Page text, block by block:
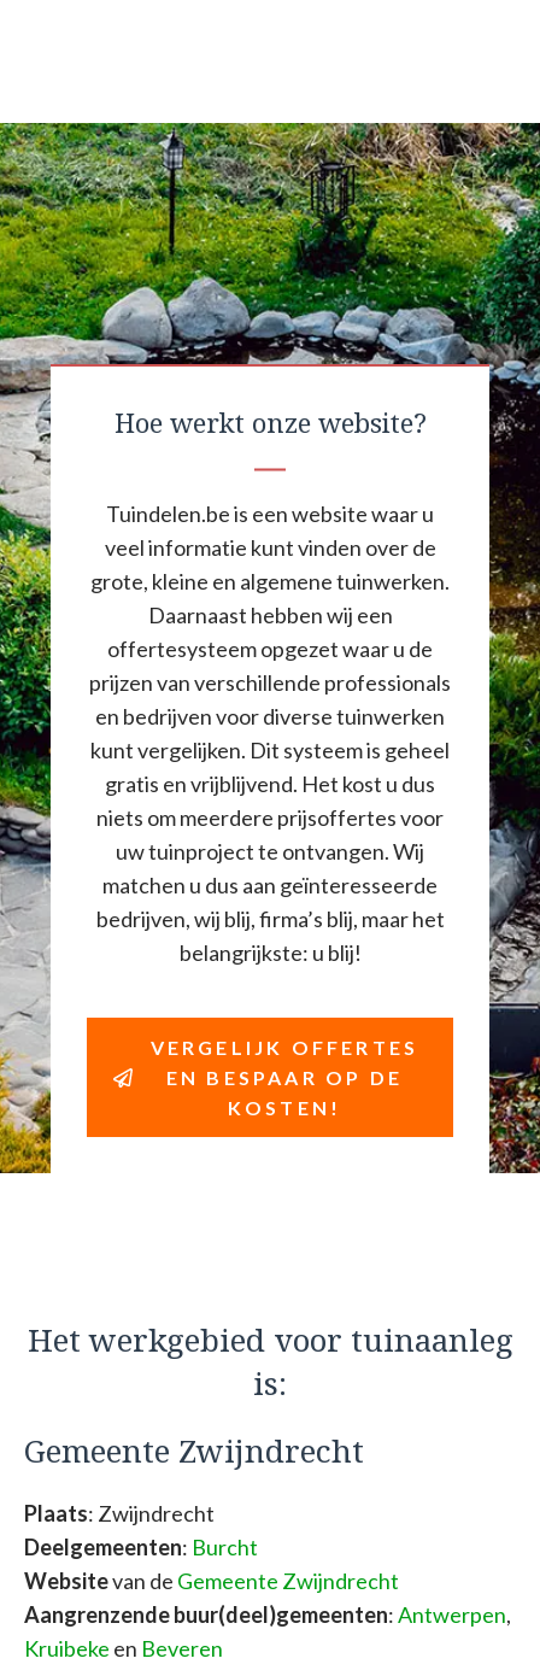
Hoe werkt onze website?
Tuindelen.be is een website waar u
veel informatie kunt vinden over de
grote, kleine en algemene tuinwerken.
Daarnaast hebben wij een
offertesysteem opgezet waar u de
prijzen van verschillende professionals
en bedrijven voor diverse tuinwerken
kunt vergelijken. Dit systeem is geheel
gratis en vrijblijvend. Het kost u dus
niets om meerdere prijsoffertes voor
uw tuinproject te ontvangen. Wij
matchen u dus aan geïnteresseerde
bedrijven, wij blij, firma’s blij, maar het
belangrijkste: u blij!
VERGELIJK OFFERTES
EN BESPAAR OP DE
KOSTEN!
Het werkgebied voor tuinaanleg
is:
Gemeente Zwijndrecht
Plaats: Zwijndrecht
Deelgemeenten: Burcht
Websitevan de Gemeente Zwijndrecht
Aangrenzende buur(deel)gemeenten:Antwerpen,
Kruibeke en Beveren